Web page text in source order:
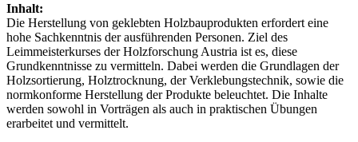
Inhalt:
Die Herstellung von geklebten Holzbauprodukten erfordert eine
hohe Sachkenntnis der ausführenden Personen. Ziel des
Leimmeisterkurses der Holzforschung Austria ist es, diese
Grundkenntnisse zu vermitteln. Dabei werden die Grundlagen der
Holzsortierung, Holztrocknung, der Verklebungstechnik, sowie die
normkonforme Herstellung der Produkte beleuchtet. Die Inhalte
werden sowohl in Vorträgen als auch in prakti­schen Übungen
erarbeitet und vermittelt.